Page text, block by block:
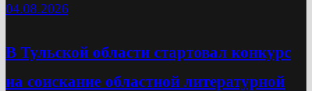
04.08.2026
В Тульской области стартовал конкурс
на соискание областной литературной